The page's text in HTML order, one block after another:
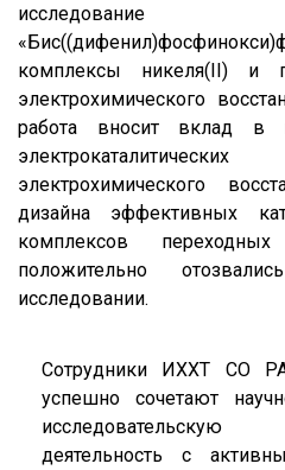
комплексы никеля(II) и
электрохимического
работа вносит вклад в
электрохимического
дизайна эффективных
комплексов
положительно
исследовании.
Сотрудники ИХХТ СО
успешно сочетают
исследовательскую
деятельность с